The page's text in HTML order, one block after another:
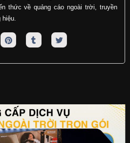
thức về quảng cáo ngoài trời, truyền